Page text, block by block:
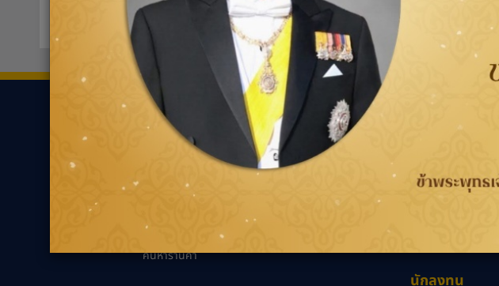
ขอเส้นทาง
ยาง
ค้นหาตามประเภทของ
ค้นหาตามประเภทรถยนต์
ตัวแทนจำหน่ายกู๊ด
เยียร์
ค้นหาร้านค้า
ความรู้เกี่ยวกับยาง
นวัตกรรมเพื่ออนาคต
แนะนำการเลือกยางที่
เหมาะกับรถคุณ
การรับประกัน
WORRY FREE ขับขี่
นักลงทุน